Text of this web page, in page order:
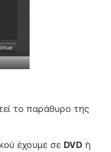
το παράθυρο της
έχουμε σε DVD ή